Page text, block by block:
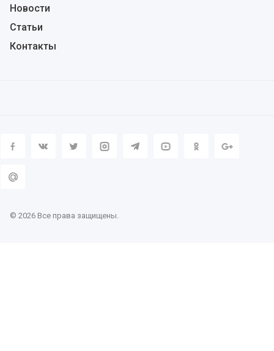
Новости
Статьи
Контакты
© 2026 Все права защищены.